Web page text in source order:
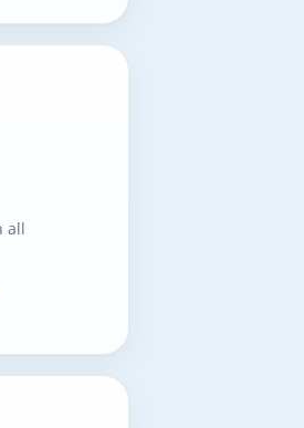
all